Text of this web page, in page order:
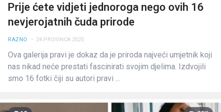
Prije ćete vidjeti jednoroga nego ovih 16
nevjerojatnih čuda prirode
RAZNO • 24 PROSINCA 2025
Ova galerija pravi je dokaz da je priroda najveći umjetnik koji
nas nikad neće prestati fascinirati svojim djelima. Izdvojili
smo 16 fotki čiji su autori pravi ...